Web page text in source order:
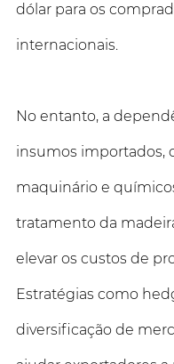
dólar para os
internacionais.
No entanto, a
insumos importados,
maquinário e
tratamento da
elevar os custos de
Estratégias como
diversificação de